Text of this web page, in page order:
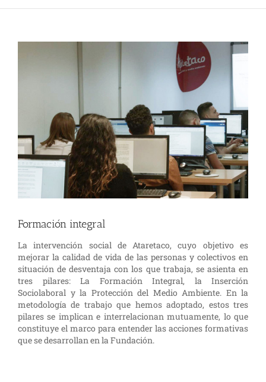
Formación integral
La intervención social de Ataretaco, cuyo objetivo es
mejorar la calidad de vida de las personas y colectivos en
situación de desventaja con los que trabaja, se asienta en
tres pilares: La Formación Integral, la Inserción
Sociolaboral y la Protección del Medio Ambiente. En la
metodología de trabajo que hemos adoptado, estos tres
pilares se implican e interrelacionan mutuamente, lo que
constituye el marco para entender las acciones formativas
que se desarrollan en la Fundación.